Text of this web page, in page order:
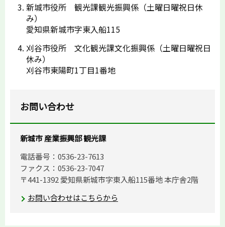
新城市役所 観光課観光振興係（土曜日曜祝日休
み）
愛知県新城市字東入船115
刈谷市役所 文化観光課文化振興係（土曜日曜祝日
休み）
刈谷市東陽町1丁目1番地
お問い合わせ
新城市 産業振興部 観光課
電話番号：0536-23-7613
ファクス：0536-23-7047
〒441-1392 愛知県新城市字東入船115番地 本庁舎2階
お問い合わせはこちらから